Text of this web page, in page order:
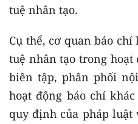
tuệ nhân tạo.
Cụ thể, cơ quan báo
tuệ nhân tạo trong hoạt
biên tập, phân phối
hoạt động báo chí
quy định của pháp luật